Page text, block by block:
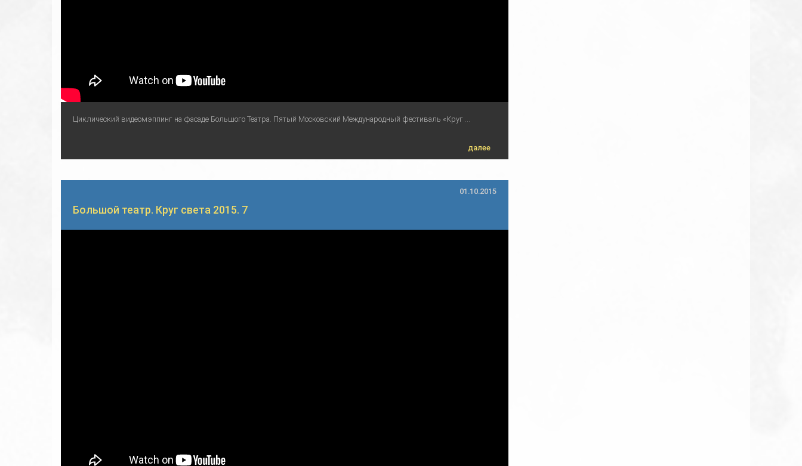
Циклический видеомэппинг на фасаде Большого Театра. Пятый Московский Международный фестиваль «Круг ...
далее
01.10.2015
Большой театр. Круг света 2015. 7